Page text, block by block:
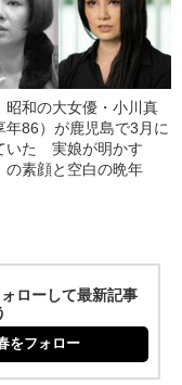
昭和の大女優・小川真
年86）が鹿児島で3月に
いた 実娘が明かす
の素顔と空白の晩年
ローして最新記事
をフォロー